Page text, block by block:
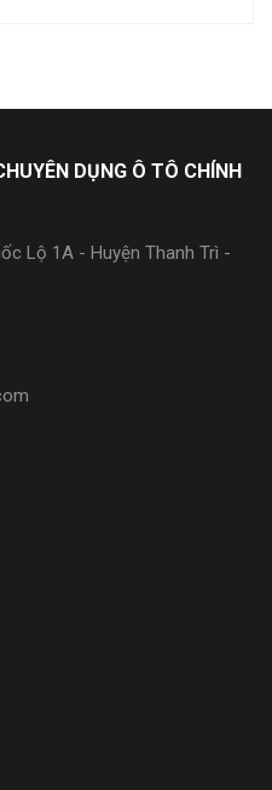
DỤNG Ô TÔ CHÍNH
Lộ 1A - Huyện Thanh Trì -